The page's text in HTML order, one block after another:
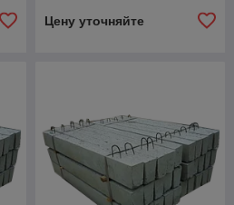
Цену уточняйте